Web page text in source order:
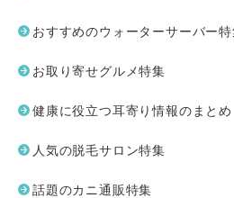
おすすめのウォーターサーバー特
お取り寄せグルメ特集
健康に役立つ耳寄り情報のまとめ
人気の脱毛サロン特集
話題のカニ通販特集